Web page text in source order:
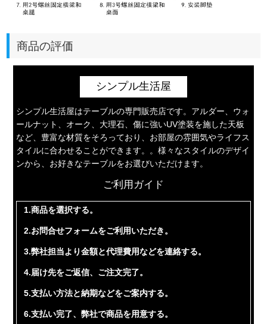
商品の評価
シンプル生活屋
シンプル生活屋はテーブルの専門販売店です。アルダー、ウォ
ールナット、オーク、大理石、傷に強いUV塗装を施した天板
など、豊富な材質をそろっており、お部屋の雰囲気やライフス
タイルに合わせることができます。。様々なスタイルのデザイ
ンから、お好きなテーブルをお選びいただけます。
ご利用ガイド
1.商品を選択する。
2.お問合せフォームをご利用いただき。
3.弊社担当より金額と代理費用などを連絡する。
4.届け先をご返信、ご注文完了。
5.支払い方法と納期などをご案内する。
6.支払い完了、弊社で商品を用意する。